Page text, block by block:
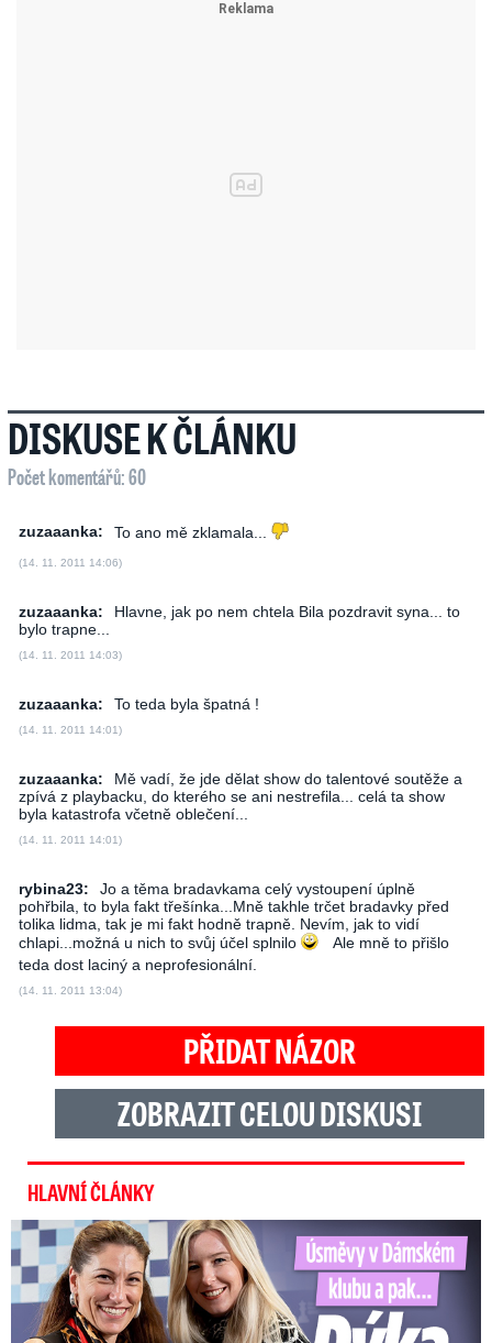
DISKUSE K ČLÁNKU
Počet komentářů: 60
zuzaaanka: To ano mě zklamala...
(14. 11. 2011 14:06)
zuzaaanka:
Hlavne, jak po nem chtela Bila pozdravit syna... to
bylo trapne...
(14. 11. 2011 14:03)
zuzaaanka: To teda byla špatná !
(14. 11. 2011 14:01)
zuzaaanka:
Mě vadí, že jde dělat show do talentové soutěže a
zpívá z playbacku, do kterého se ani nestrefila... celá ta show
byla katastrofa včetně oblečení...
(14. 11. 2011 14:01)
rybina23:
Jo a těma bradavkama celý vystoupení úplně
pohřbila, to byla fakt třešínka...Mně takhle trčet bradavky před
tolika lidma, tak je mi fakt hodně trapně. Nevím, jak to vidí
chlapi...možná u nich to svůj účel splnilo
Ale mně to přišlo
teda dost laciný a neprofesionální.
(14. 11. 2011 13:04)
PŘIDAT NÁZOR
ZOBRAZIT CELOU DISKUSI
HLAVNÍ ČLÁNKY
Úsměvy v Dámském klubu a pak… Dýka do zad od Decroix!